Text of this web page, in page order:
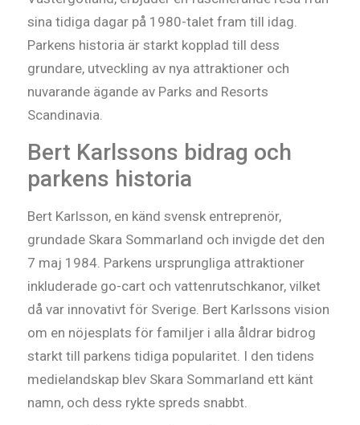
sina tidiga dagar på 1980-talet fram till idag.
Parkens historia är starkt kopplad till dess
grundare, utveckling av nya attraktioner och
nuvarande ägande av Parks and Resorts
Scandinavia.
Bert Karlssons bidrag och
parkens historia
Bert Karlsson, en känd svensk entreprenör,
grundade Skara Sommarland och invigde det den
7 maj 1984. Parkens ursprungliga attraktioner
inkluderade go-cart och vattenrutschkanor, vilket
då var innovativt för Sverige. Bert Karlssons vision
om en nöjesplats för familjer i alla åldrar bidrog
starkt till parkens tidiga popularitet. I den tidens
medielandskap blev Skara Sommarland ett känt
namn, och dess rykte spreds snabbt.